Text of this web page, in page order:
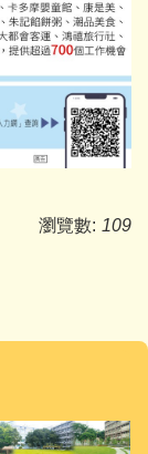
瀏覽數: 109